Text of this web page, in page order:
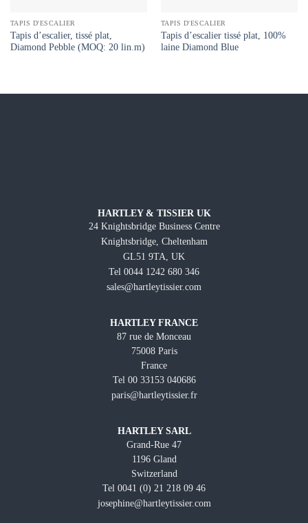
TAPIS D'ESCALIER
Tapis d’escalier, tissé plat,
Diamond Pebble (MOQ: 20 lin.m)
TAPIS D'ESCALIER
Tapis d’escalier tissé plat, 100%
laine Diamond Blue
HARTLEY & TISSIER UK
24 Knightsbridge Business Centre
Knightsbridge, Cheltenham
GL51 9TA, UK
Tel 0044 1242 680 346
sales@hartleytissier.com
HARTLEY FRANCE
87 rue de Monceau
75008 Paris
France
Tel 00 33153 040686
paris@hartleytissier.fr
HARTLEY SARL
Grand-Rue 47
1196 Gland
Switzerland
Tel 0041 (0) 21 218 09 46
josephine@hartleytissier.com